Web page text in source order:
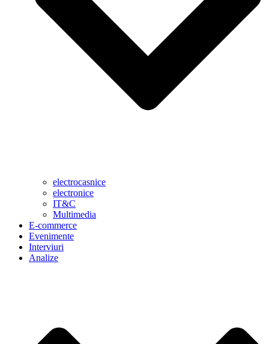
electrocasnice
electronice
IT&C
Multimedia
E-commerce
Evenimente
Interviuri
Analize